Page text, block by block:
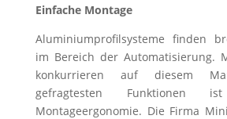
Einfache Montage
Aluminiumprofilsysteme finden
im Bereich der Automatisierung.
konkurrieren auf diesem
gefragtesten Funktionen
Montageergonomie. Die Firma